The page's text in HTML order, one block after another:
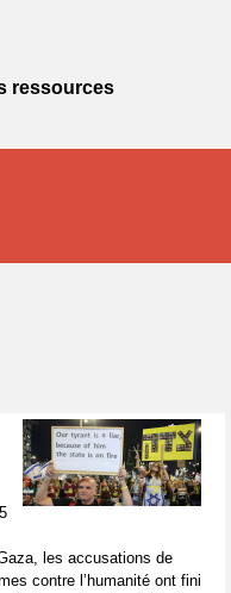
les accusations de
contre l’humanité ont fini
ressources